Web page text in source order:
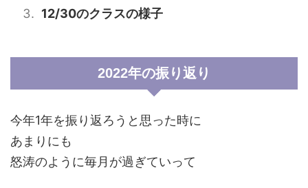
12/30のクラスの様子
2022年の振り返り
今年1年を振り返ろうと思った時に
あまりにも
怒涛のように毎月が過ぎていって